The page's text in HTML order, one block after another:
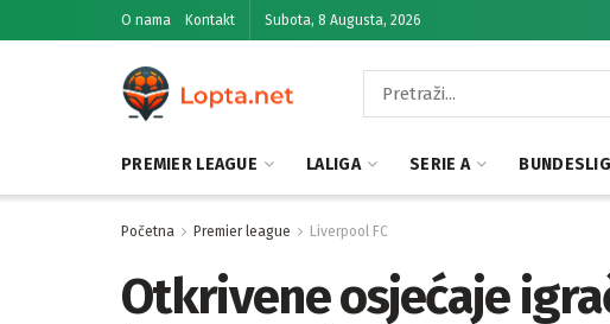
O nama Kontakt Subota, 8 Augusta, 2026
PREMIER LEAGUE LALIGA SERIE A
Početna Premier league Liverpool FC
Otkrivene osjećaje